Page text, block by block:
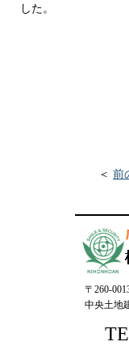
した。
＜ 前
〒260-
中央土地